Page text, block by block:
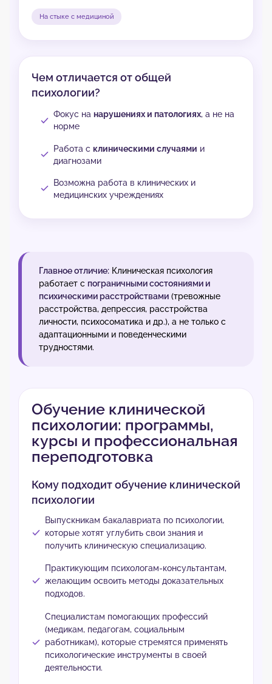
На стыке с медициной
Чем отличается от общей
психологии?
Фокус нанарушениях и патологиях, а не на
норме
Работа склиническими случаями и
диагнозами
Возможна работа в клинических и
медицинских учреждениях
Главное отличие: Клиническая психология
работает с пограничными состояниями и
психическими расстройствами (тревожные
расстройства, депрессия, расстройства
личности, психосоматика и др.), а не только с
адаптационными и поведенческими
трудностями.
Обучение клинической
психологии: программы,
курсы и профессиональная
переподготовка
Кому подходит обучение клинической
психологии
Выпускникам бакалавриата по психологии,
которые хотят углубить свои знания и
получить клиническую специализацию.
Практикующим психологам-консультантам,
желающим освоить методы доказательных
подходов.
Специалистам помогающих профессий
(медикам, педагогам, социальным
работникам), которые стремятся применять
психологические инструменты в своей
деятельности.